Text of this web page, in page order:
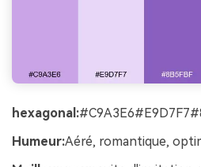
hexagonal:
Humeur:Aéré, romantique,